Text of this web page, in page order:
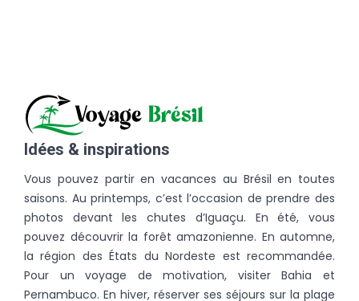
Idées & inspirations
Vous pouvez partir en vacances au Brésil en toutes
saisons. Au printemps, c’est l’occasion de prendre des
photos devant les chutes d’Iguaçu. En été, vous
pouvez découvrir la forêt amazonienne. En automne,
la région des États du Nordeste est recommandée.
Pour un voyage de motivation, visiter Bahia et
Pernambuco. En hiver, réserver ses séjours sur la plage